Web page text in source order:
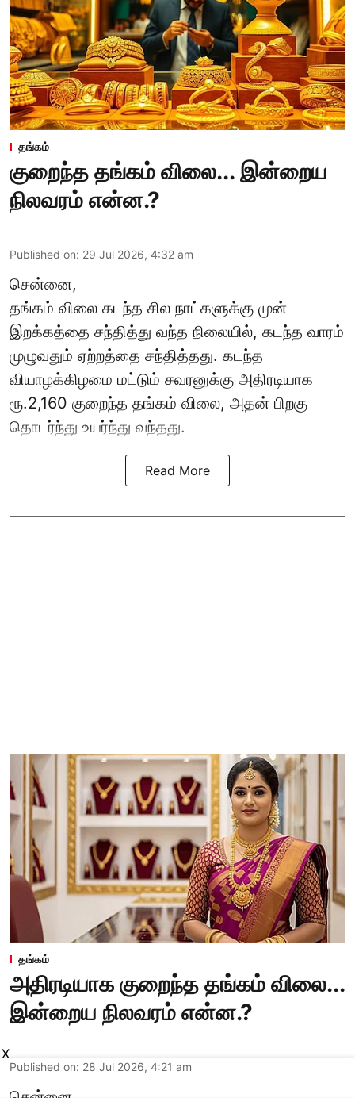
தங்கம்
குறைந்த தங்கம் விலை... இன்றைய
நிலவரம் என்ன.?
Published on: 29 Jul 2026, 4:32 am
சென்னை,
தங்கம் விலை கடந்த சில நாட்களுக்கு முன்
இறக்கத்தை சந்தித்து வந்த நிலையில், கடந்த வாரம்
முழுவதும் ஏற்றத்தை சந்தித்தது. கடந்த
வியாழக்கிழமை மட்டும் சவரனுக்கு அதிரடியாக
ரூ.2,160 குறைந்த தங்கம் விலை, அதன் பிறகு
தொடர்ந்து உயர்ந்து வந்தது.
Read More
தங்கம்
அதிரடியாக குறைந்த தங்கம் விலை...
இன்றைய நிலவரம் என்ன.?
Published on: 28 Jul 2026, 4:21 am
X